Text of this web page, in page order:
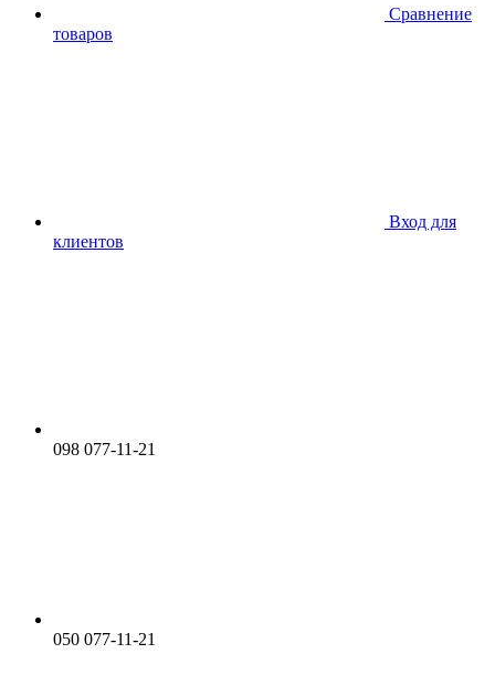
Сравнение
товаров
Вход для
клиентов
098 077-11-21
050 077-11-21